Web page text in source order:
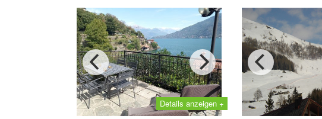
Details anzeigen +